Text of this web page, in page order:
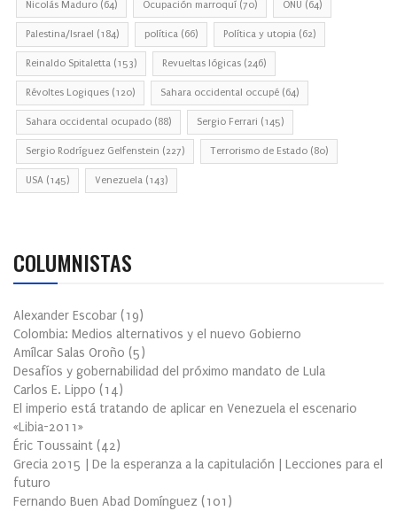
Nicolás Maduro (64) Ocupación marroquí (70) ONU (64)
Palestina/Israel (184) política (66) Política y utopia (62)
Reinaldo Spitaletta (153) Revueltas lógicas (246)
Révoltes Logiques (120) Sahara occidental occupé (64)
Sahara occidental ocupado (88) Sergio Ferrari (145)
Sergio Rodríguez Gelfenstein (227) Terrorismo de Estado (80)
USA (145) Venezuela (143)
COLUMNISTAS
Alexander Escobar (19)
Colombia: Medios alternativos y el nuevo Gobierno
Amílcar Salas Oroño (5)
Desafíos y gobernabilidad del próximo mandato de Lula
Carlos E. Lippo (14)
El imperio está tratando de aplicar en Venezuela el escenario
«Libia-2011»
Éric Toussaint (42)
Grecia 2015 | De la esperanza a la capitulación | Lecciones para el
futuro
Fernando Buen Abad Domínguez (101 )